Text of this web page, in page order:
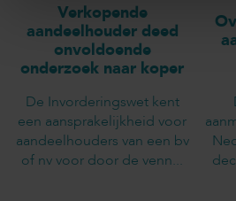
Verkopende
aandeelhouder deed
onvoldoende
onderzoek naar koper
De Invorderingswet kent
een aansprakelijkheid voor
aandeelhouders van een bv
of nv voor door de venn...